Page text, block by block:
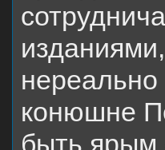
нереально
конюшне
быть ярым